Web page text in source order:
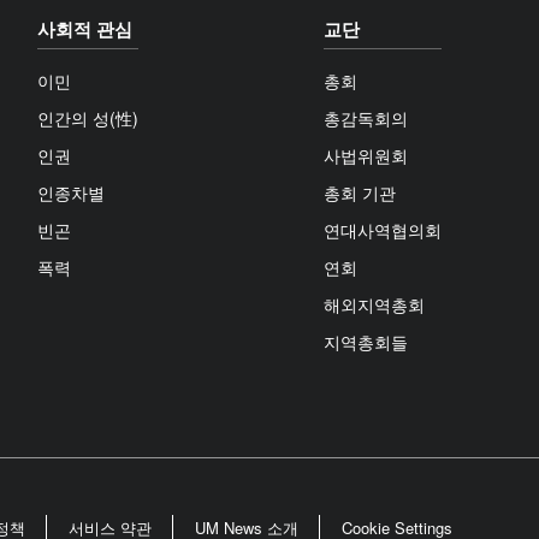
사회적 관심
이민
인간의 성(性)
인권
인종차별
빈곤
폭력
교단
총회
총감독회의
사법위원회
총회 기관
연대사역협의회
연회
해외지역총회
지역총회들
책 서비스 약관 UM News 소개 Cookie Settings